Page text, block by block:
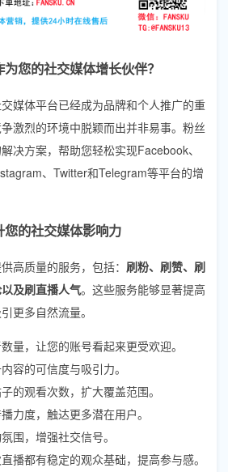
您的社交媒体增长伙伴？
媒体平台已经成为品牌和个人推广的重
激烈的环境中脱颖而出并非易事。粉丝
决方案，帮助您轻松实现Facebook、
、Twitter和Telegram等平台的增
的社交媒体影响力
高质量的服务，包括： 刷粉、刷赞、刷
及刷直播人气。这些服务能够显著提高
更多自然流量。
量，让您的账号看起来更受欢迎。
容的可信度与吸引力。
的观看次数，扩大覆盖范围。
力度，触达更多潜在用户。
围，增强社交信号。
播都有稳定的观众基础，提高参与感。